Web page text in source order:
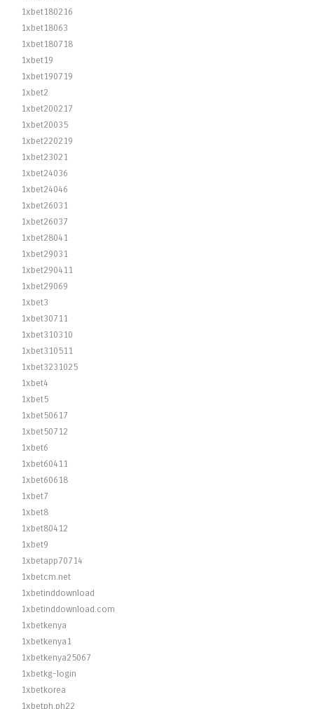
1xbet180216
1xbet18063
1xbet180718
1xbet19
1xbet190719
1xbet2
1xbet200217
1xbet20035
1xbet220219
1xbet23021
1xbet24036
1xbet24046
1xbet26031
1xbet26037
1xbet28041
1xbet29031
1xbet290411
1xbet29069
1xbet3
1xbet30711
1xbet310310
1xbet310511
1xbet3231025
1xbet4
1xbet5
1xbet50617
1xbet50712
1xbet6
1xbet60411
1xbet60618
1xbet7
1xbet8
1xbet80412
1xbet9
1xbetapp70714
1xbetcm.net
1xbetinddownload
1xbetinddownload.com
1xbetkenya
1xbetkenya1
1xbetkenya25067
1xbetkg-login
1xbetkorea
1xbetph.ph22